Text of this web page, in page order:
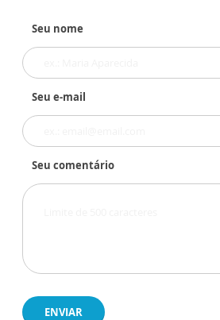
Seu nome
Seu e-mail
Seu comentário
ENVIAR